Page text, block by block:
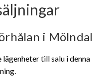
i Mölndal
till salu i denna